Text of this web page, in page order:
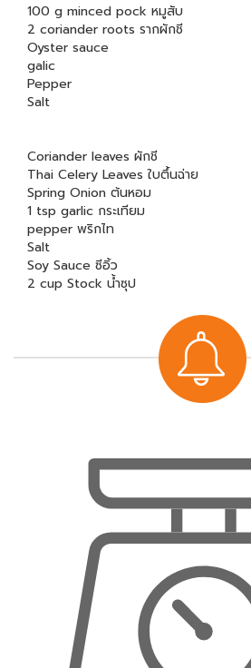
100 g minced pock หมูสับ
2 coriander roots รากผักชี
Oyster sauce
galic
Pepper
Salt
Coriander leaves ผักชี
Thai Celery Leaves ใบตึ้นฉ่าย
Spring Onion ต้นหอม
1 tsp garlic กระเทียม
pepper พริกไท
Salt
Soy Sauce ซีอิ้ว
2 cup Stock น้ำซุป